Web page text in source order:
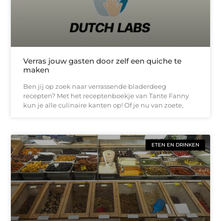
Verras jouw gasten door zelf een quiche te
maken
Ben jij op zoek naar verrassende bladerdeeg
recepten? Met het receptenboekje van Tante Fanny
kun je alle culinaire kanten op! Of je nu van zoete,
ETEN EN DRINKEN